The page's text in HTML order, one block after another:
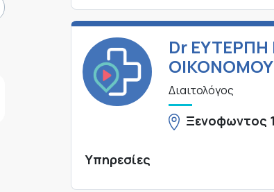
Dr ΕΥΤΕΡΠΗ
ΟΙΚΟΝΟΜΟΥ
Διαιτολόγος
Ξενοφωντος
Υπηρεσίες